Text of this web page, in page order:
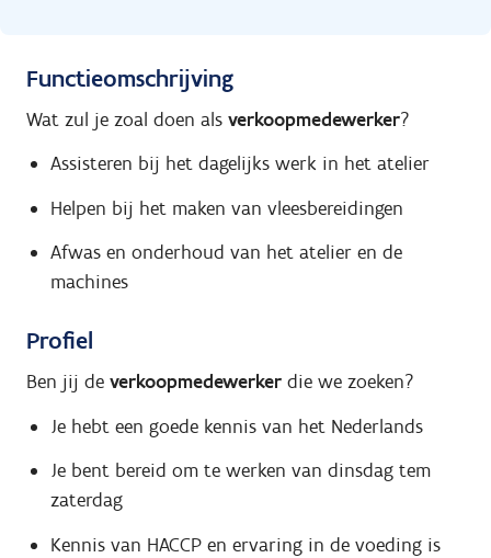
Functieomschrijving
Wat zul je zoal doen als verkoopmedewerker?
Assisteren bij het dagelijks werk in het atelier
Helpen bij het maken van vleesbereidingen
Afwas en onderhoud van het atelier en de
machines
Profiel
Ben jij de verkoopmedewerker die we zoeken?
Je hebt een goede kennis van het Nederlands
Je bent bereid om te werken van dinsdag tem
zaterdag
Kennis van HACCP en ervaring in de voeding is